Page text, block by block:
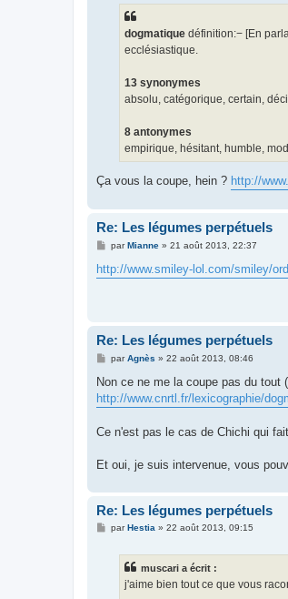
dogmatique définition:− [En
ecclésiastique.
13 synonymes
absolu, catégorique, certain,
8 antonymes
empirique, hésitant, humble,
Ça vous la coupe, hein ? http://
Re: Les légumes perpétuels
M
s
s
parMianne» 21 août 2013, 22:37
http://www.smiley-lol.com/smiley/
Re: Les légumes perpétuels
M
s
a
parAgnès » 22 août 2013, 08:46
Non ce ne me la coupe pas du tout
http://www.cnrtl.fr/lexicographie/
Ce n'est pas le cas de Chichi qui
Et oui, je suis intervenue, vous
Re: Les légumes perpétuels
MparHestia » 22 août 2013, 09:15
muscari a écrit :
j'aime bien tout ce que vous